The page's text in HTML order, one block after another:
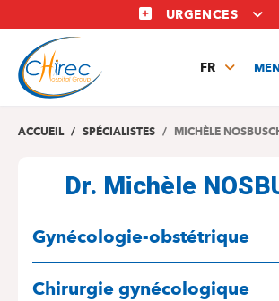
au
contenu
principal
URGENCES
FR
EN
ACCUEIL SPÉCIALISTES MICHÈLE
Dr. Michèle
Gynécologie-obstétrique
Chirurgie gynécologique